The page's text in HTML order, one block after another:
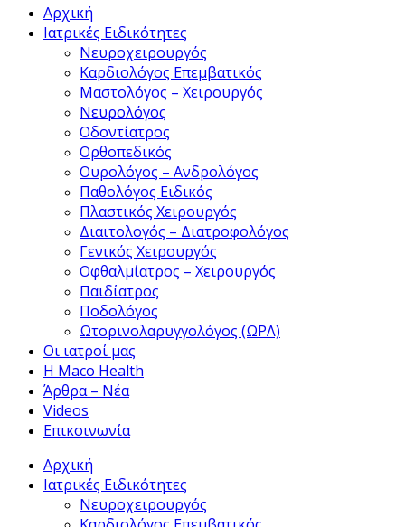
Αρχική
Ιατρικές Ειδικότητες
Νευροχειρουργός
Καρδιολόγος Επεμβατικός
Μαστολόγος – Χειρουργός
Νευρολόγος
Οδοντίατρος
Ορθοπεδικός
Ουρολόγος – Ανδρολόγος
Παθολόγος Ειδικός
Πλαστικός Χειρουργός
Διαιτολογός – Διατροφολόγος
Γενικός Χειρουργός
Οφθαλμίατρος – Χειρουργός
Παιδίατρος
Ποδολόγος
Ωτορινολαρυγγολόγος (ΩΡΛ)
Οι ιατροί μας
Η Maco Health
Άρθρα – Νέα
Videos
Επικοινωνία
Αρχική
Ιατρικές Ειδικότητες
Νευροχειρουργός